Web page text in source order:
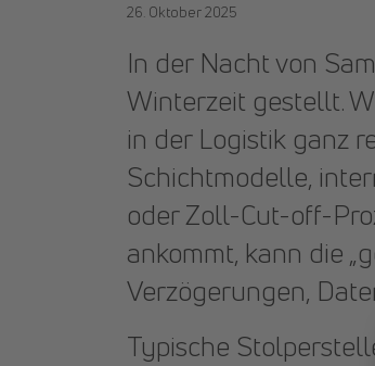
26. Oktober 2025
In der Nacht von
Winterzeit gestellt.
in der Logistik ganz
Schichtmodelle,
oder Zoll-Cut-off-
ankommt, kann die
Verzögerungen,
Typische